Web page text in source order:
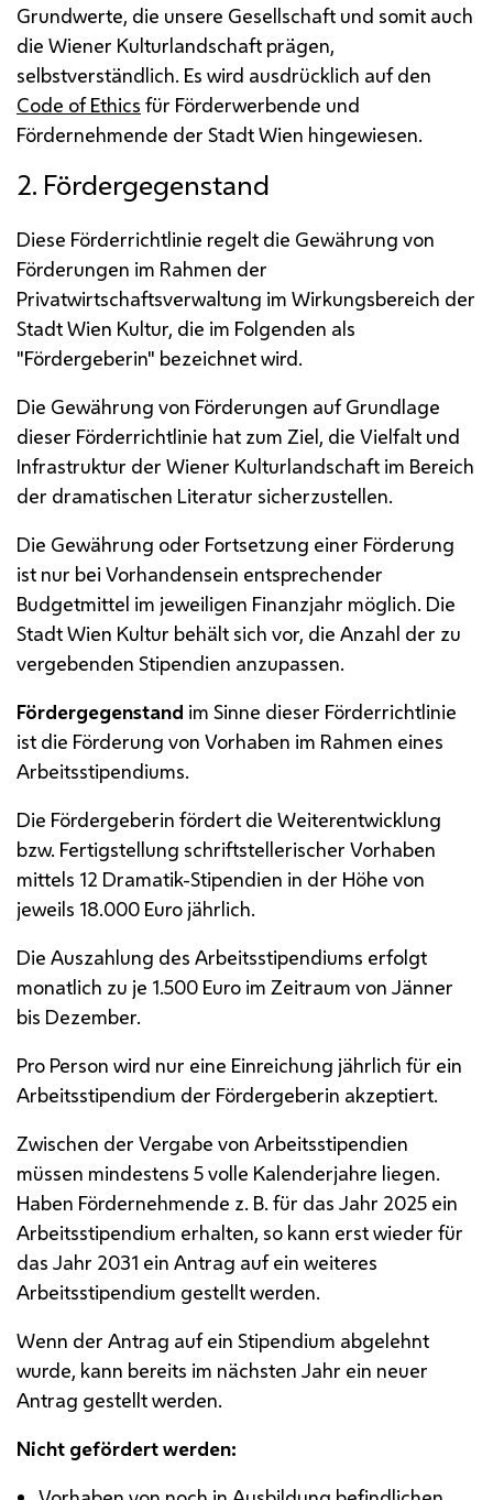
Grundwerte, die unsere Gesellschaft und somit auch
die Wiener Kulturlandschaft prägen,
selbstverständlich. Es wird ausdrücklich auf den
Code of Ethics für Förderwerbende und
Fördernehmende der Stadt Wien hingewiesen.
2. Fördergegenstand
Diese Förderrichtlinie regelt die Gewährung von
Förderungen im Rahmen der
Privatwirtschaftsverwaltung im Wirkungsbereich der
Stadt Wien Kultur, die im Folgenden als
"Fördergeberin" bezeichnet wird.
Die Gewährung von Förderungen auf Grundlage
dieser Förderrichtlinie hat zum Ziel, die Vielfalt und
Infrastruktur der Wiener Kulturlandschaft im Bereich
der dramatischen Literatur sicherzustellen.
Die Gewährung oder Fortsetzung einer Förderung
ist nur bei Vorhandensein entsprechender
Budgetmittel im jeweiligen Finanzjahr möglich. Die
Stadt Wien Kultur behält sich vor, die Anzahl der zu
vergebenden Stipendien anzupassen.
Fördergegenstand im Sinne dieser Förderrichtlinie
ist die Förderung von Vorhaben im Rahmen eines
Arbeitsstipendiums.
Die Fördergeberin fördert die Weiterentwicklung
bzw. Fertigstellung schriftstellerischer Vorhaben
mittels 12 Dramatik-Stipendien in der Höhe von
jeweils 18.000 Euro jährlich.
Die Auszahlung des Arbeitsstipendiums erfolgt
monatlich zu je 1.500 Euro im Zeitraum von Jänner
bis Dezember.
Pro Person wird nur eine Einreichung jährlich für ein
Arbeitsstipendium der Fördergeberin akzeptiert.
Zwischen der Vergabe von Arbeitsstipendien
müssen mindestens 5 volle Kalenderjahre liegen.
Haben Fördernehmende z. B. für das Jahr 2025 ein
Arbeitsstipendium erhalten, so kann erst wieder für
das Jahr 2031 ein Antrag auf ein weiteres
Arbeitsstipendium gestellt werden.
Wenn der Antrag auf ein Stipendium abgelehnt
wurde, kann bereits im nächsten Jahr ein neuer
Antrag gestellt werden.
Nicht gefördert werden: